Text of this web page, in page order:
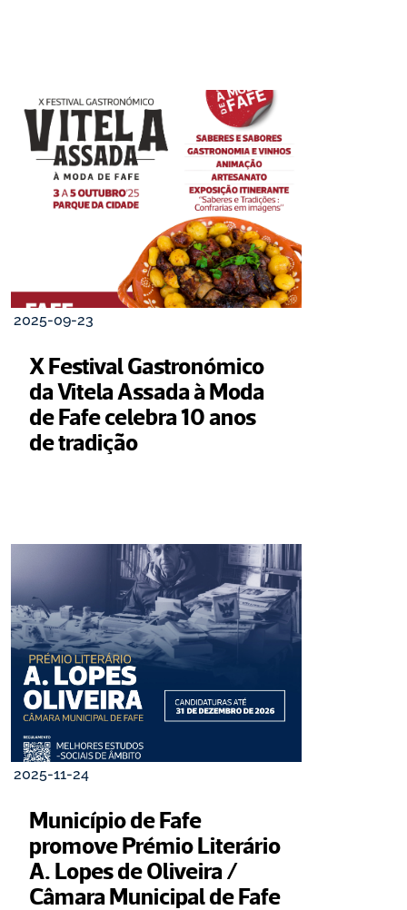
2025-09-23
X Festival Gastronómico
da Vitela Assada à Moda
de Fafe celebra 10 anos
de tradição
2025-11-24
Município de Fafe
promove Prémio Literário
A. Lopes de Oliveira /
Câmara Municipal de Fafe